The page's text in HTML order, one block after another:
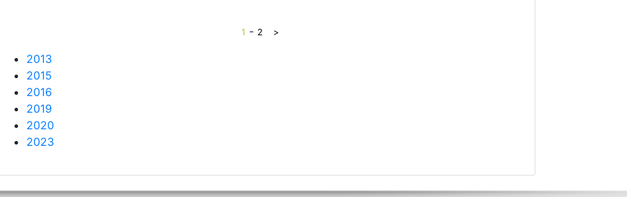
1 - 2 >
2013
2015
2016
2019
2020
2023